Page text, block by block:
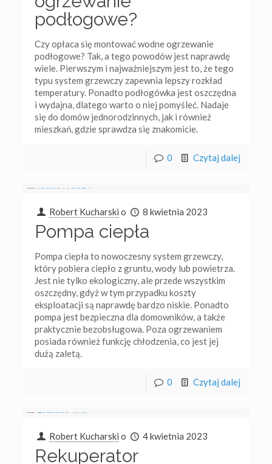
podłogowe?
Czy opłaca się montować wodne ogrzewanie
podłogowe? Tak, a tego powodów jest naprawdę
wiele. Pierwszym i najważniejszym jest to, że tego
typu system grzewczy zapewnia lepszy rozkład
temperatury. Ponadto podłogówka jest oszczędna
i wydajna, dlatego warto o niej pomyśleć. Nadaje
się do domów jednorodzinnych, jak i również
mieszkań, gdzie sprawdza się znakomicie.
0 Czytaj dalej
Robert Kucharski o 8 kwietnia 2023
Pompa ciepła
Pompa ciepła to nowoczesny system grzewczy,
który pobiera ciepło z gruntu, wody lub powietrza.
Jest nie tylko ekologiczny, ale przede wszystkim
oszczędny, gdyż w tym przypadku koszty
eksploatacji są naprawdę bardzo niskie. Ponadto
pompa jest bezpieczna dla domowników, a także
praktycznie bezobsługowa. Poza ogrzewaniem
posiada również funkcję chłodzenia, co jest jej
dużą zaletą.
0 Czytaj dalej
Robert Kucharski o 4 kwietnia 2023
Rekuperator